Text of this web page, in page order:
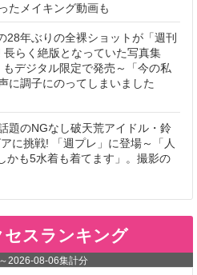
たメイキング動画も
28年ぶりの全裸ショットが「週刊
長らく絶版となっていた写真集
もデジタル限定で発売～「今の私
に調子にのってしまいました
題のNGなし破天荒アイドル・鈴
に挑戦! 「週プレ」に登場～「人
かも5水着も着てます」。撮影の
セスランキング
～ 2026-08-06集計分